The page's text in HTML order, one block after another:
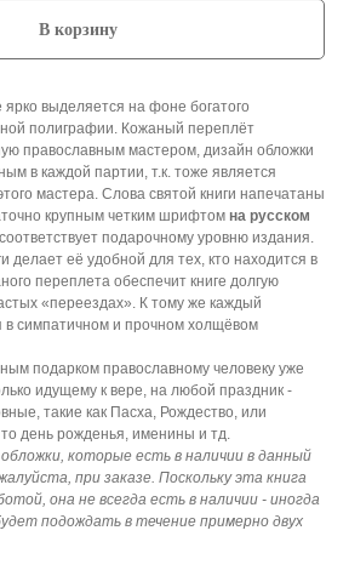
В корзину
выделяется на фоне богатого
полиграфии. Кожаный переплёт
православным мастером, дизайн обложки
в каждой партии, т.к. тоже является
мастера. Слова святой книги напечатаны
крупным четким шрифтом на русском
подарочному уровню издания.
делает её удобной для тех, кто находится в
переплета обеспечит книге долгую
«переездах». К тому же каждый
в симпатичном и прочном холщёвом
подарком православному человеку уже
идущему к вере, на любой праздник -
такие как Пасха, Рождество, или
день рожденья, именины и тд.
которые есть в наличии в данный
при заказе. Поскольку эта книга
она не всегда есть в наличии - иногда
подождать в течение примерно двух